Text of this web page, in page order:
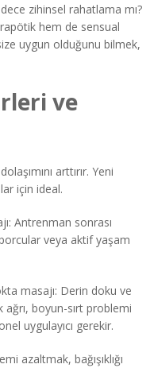
zihinsel rahatlama mı?
hem de sensual
uygun olduğunu bilmek,
ve
arttırır. Yeni
için ideal.
Antrenman sonrası
veya aktif yaşam
masajı: Derin doku ve
ağrı, boyun-sırt problemi
uygulayıcı gerekir.
azaltmak, bağışıklığı